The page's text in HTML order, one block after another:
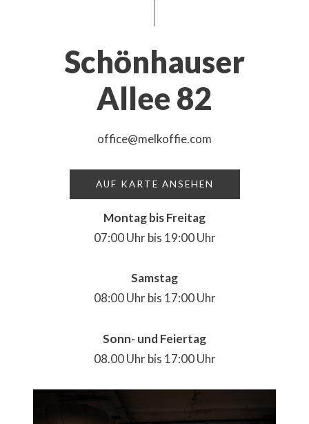
Schönhauser
Allee 82
office@melkoffie.com
AUF KARTE ANSEHEN
Montag bis Freitag
07:00 Uhr bis 19:00 Uhr
Samstag
08:00 Uhr bis 17:00 Uhr
Sonn- und Feiertag
08.00 Uhr bis 17:00 Uhr